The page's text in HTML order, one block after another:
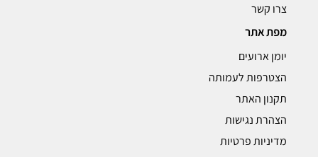
צרו קשר
מפת אתר
יומן ארועים
הצטרפות לעמותה
תקנון האתר
הצהרת נגישות
מדיניות פרטיות